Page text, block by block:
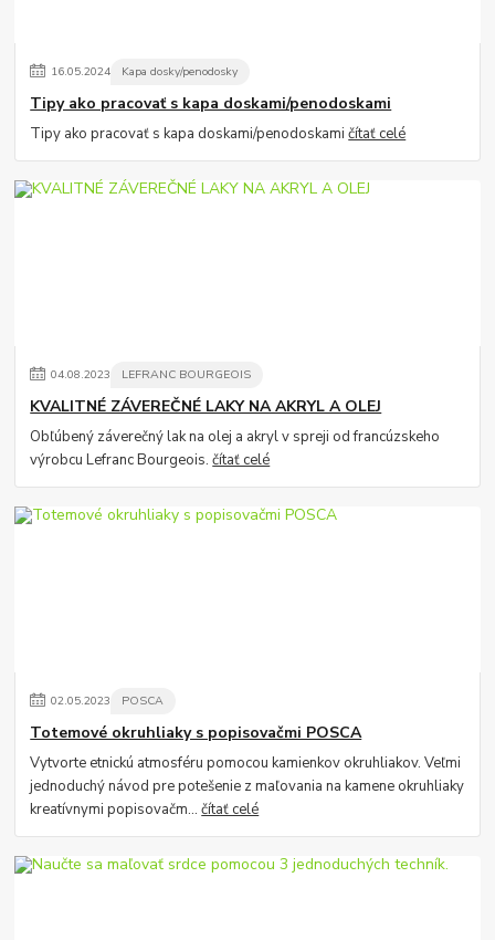
16.05.2024 Kapa dosky/penodosky
Tipy ako pracovať s kapa doskami/penodoskami
Tipy ako pracovať s kapa doskami/penodoskamičítať celé
04.08.2023 LEFRANC BOURGEOIS
KVALITNÉ ZÁVEREČNÉ LAKY NA AKRYL A OLEJ
Obľúbený záverečný lak na olej a akryl v spreji od francúzskeho
výrobcu Lefranc Bourgeois.čítať celé
02.05.2023 POSCA
Totemové okruhliaky s popisovačmi POSCA
Vytvorte etnickú atmosféru pomocou kamienkov okruhliakov. Veľmi
jednoduchý návod pre potešenie z maľovania na kamene okruhliaky
kreatívnymi popisovačm...čítať celé